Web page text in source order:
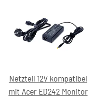
Netzteil 12V kompatibel
mit Acer ED242 Monitor